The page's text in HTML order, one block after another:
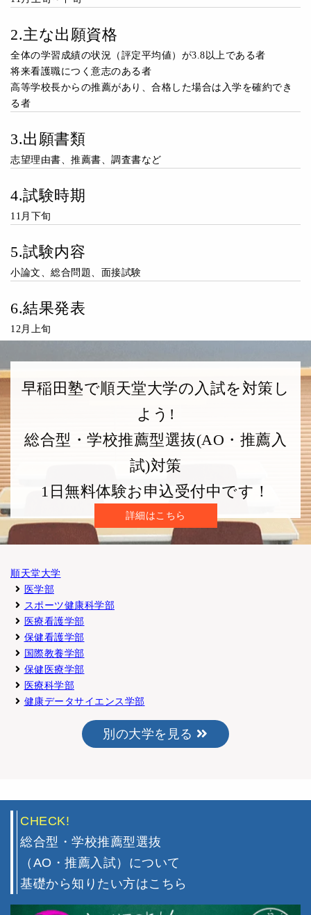
2.主な出願資格
全体の学習成績の状況（評定平均値）が3.8以上である者
将来看護職につく意志のある者
高等学校長からの推薦があり、合格した場合は入学を確約でき
る者
3.出願書類
志望理由書、推薦書、調査書など
4.試験時期
11月下旬
5.試験内容
小論文、総合問題、面接試験
6.結果発表
12月上旬
早稲田塾で順天堂大学の入試を対策し
よう!
総合型・学校推薦型選抜(AO・推薦入
試)対策
1日無料体験お申込受付中です！
詳細はこちら
順天堂大学
医学部
スポーツ健康科学部
医療看護学部
保健看護学部
国際教養学部
保健医療学部
医療科学部
健康データサイエンス学部
別の大学を見る
CHECK!
総合型・学校推薦型選抜
（AO・推薦入試）について
基礎から知りたい方はこちら